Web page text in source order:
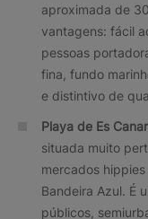
aproximada de
vantagens: fácil
pessoas
fina, fundo
e distintivo de
Playa de Es
situada muito
mercados
Bandeira Azul. É
públicos,